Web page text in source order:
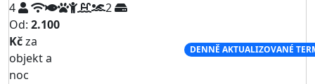
4
2
Od: 2.100
Kčza
objekt a
noc
DENNĚ AKTUALIZOVANÉ